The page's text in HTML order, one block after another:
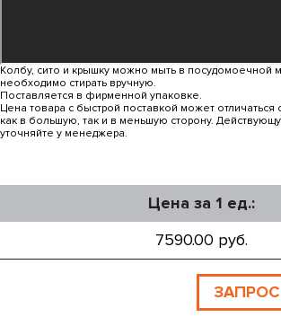
Колбу, сито и крышку можно мыть в посудомоечной
необходимо стирать вручную.
Поставляется в фирменной упаковке.
Цена товара с быстрой поставкой может отличаться
как в большую, так и в меньшую сторону.
уточняйте у менеджера.
Цена за 1 ед.:
7590.00 руб.